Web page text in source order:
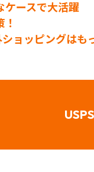
ースで大活躍
ョッピングはも